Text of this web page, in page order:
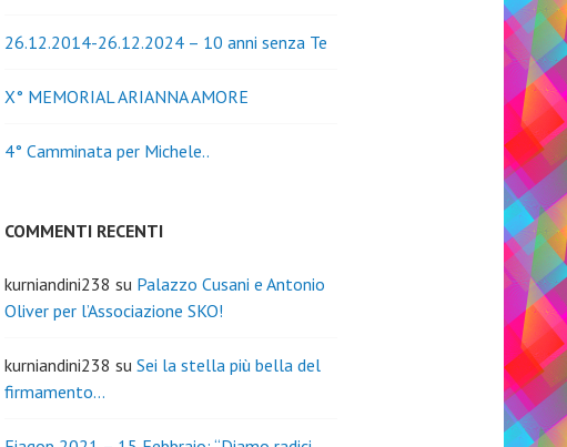
26.12.2014-26.12.2024 – 10 anni senza Te
X° MEMORIAL ARIANNA AMORE
4° Camminata per Michele..
COMMENTI RECENTI
kurniandini238 su Palazzo Cusani e Antonio
Oliver per l’Associazione SKO!
kurniandini238 su Sei la stella più bella del
firmamento…